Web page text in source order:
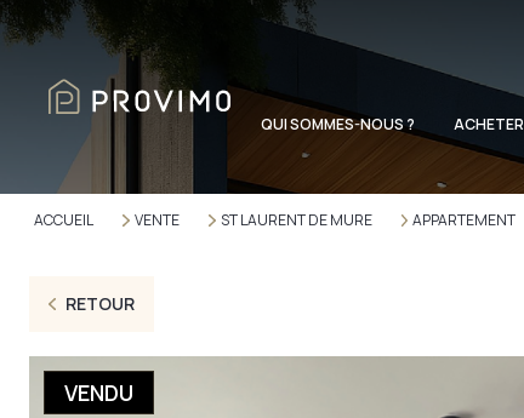
QUI SOMMES-NOUS ? ACHETER
ACCUEIL VENTE ST LAURENT DE MURE APPARTEMENT
RETOUR
VENDU